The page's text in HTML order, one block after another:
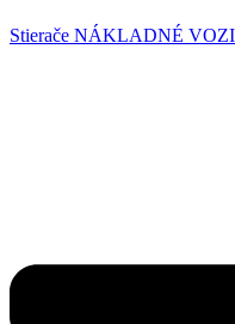
Stierače NÁKLADNÉ